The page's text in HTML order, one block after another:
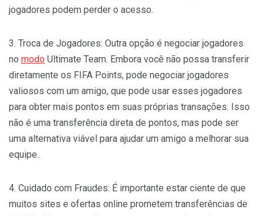
jogadores podem perder o acesso.
3. Troca de Jogadores: Outra opção é negociar jogadores
no modo Ultimate Team. Embora você não possa transferir
diretamente os FIFA Points, pode negociar jogadores
valiosos com um amigo, que pode usar esses jogadores
para obter mais pontos em suas próprias transações. Isso
não é uma transferência direta de pontos, mas pode ser
uma alternativa viável para ajudar um amigo a melhorar sua
equipe.
4. Cuidado com Fraudes: É importante estar ciente de que
muitos sites e ofertas online prometem transferências de